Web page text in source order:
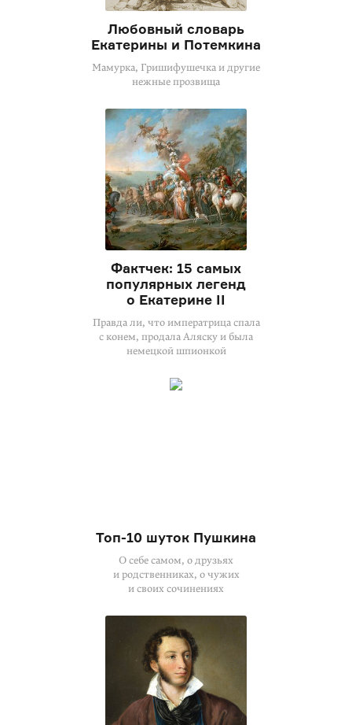
Любовный словарь
Екатерины и Потемкина
Мамурка, Гришифушечка и другие
нежные прозвища
Фактчек: 15 самых
популярных легенд
о Екатерине II
Правда ли, что императрица спала
с конем, продала Аляску и была
немецкой шпионкой
Топ-10 шуток Пушкина
О себе самом, о друзьях
и родственниках, о чужих
и своих сочинениях